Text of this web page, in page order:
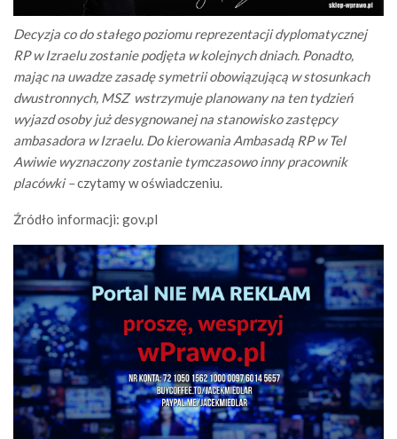
Decyzja co do stałego poziomu reprezentacji dyplomatycznej
RP w Izraelu zostanie podjęta w kolejnych dniach. Ponadto,
mając na uwadze zasadę symetrii obowiązującą w stosunkach
dwustronnych, MSZ wstrzymuje planowany na ten tydzień
wyjazd osoby już desygnowanej na stanowisko zastępcy
ambasadora w Izraelu. Do kierowania Ambasadą RP w Tel
Awiwie wyznaczony zostanie tymczasowo inny pracownik
placówki –czytamy w oświadczeniu.
Źródło informacji: gov.pl